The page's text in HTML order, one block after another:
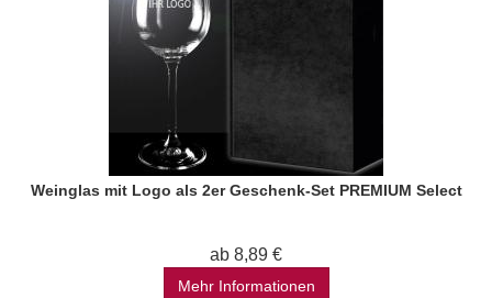
Weinglas mit Logo als 2er Geschenk-Set PREMIUM Select
ab 8,89 €
Mehr Informationen